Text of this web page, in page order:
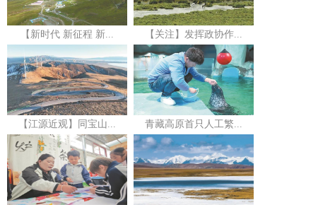
【新时代 新征程 新... 【关注】发挥政协作...
【江源近观】同宝山... 青藏高原首只人工繁...